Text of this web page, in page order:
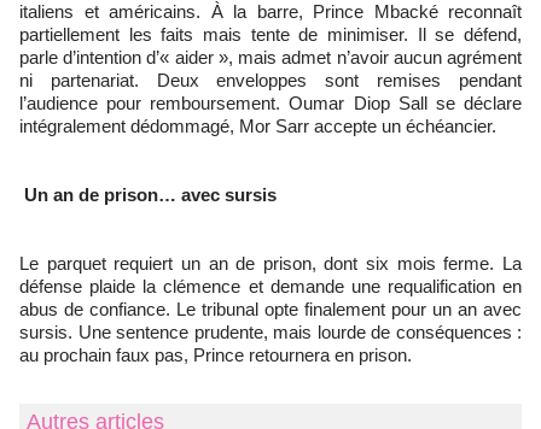
italiens et américains. À la barre, Prince Mbacké reconnaît
partiellement les faits mais tente de minimiser. Il se défend,
parle d’intention d’« aider », mais admet n’avoir aucun agrément
ni partenariat. Deux enveloppes sont remises pendant
l’audience pour remboursement. Oumar Diop Sall se déclare
intégralement dédommagé, Mor Sarr accepte un échéancier.
Un an de prison… avec sursis
Le parquet requiert un an de prison, dont six mois ferme. La
défense plaide la clémence et demande une requalification en
abus de confiance. Le tribunal opte finalement pour un an avec
sursis. Une sentence prudente, mais lourde de conséquences :
au prochain faux pas, Prince retournera en prison.
Autres articles